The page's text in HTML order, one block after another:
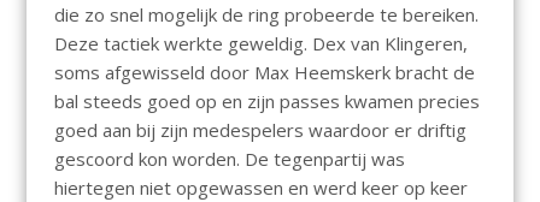
die zo snel mogelijk de ring probeerde te bereiken.
Deze tactiek werkte geweldig. Dex van Klingeren,
soms afgewisseld door Max Heemskerk bracht de
bal steeds goed op en zijn passes kwamen precies
goed aan bij zijn medespelers waardoor er driftig
gescoord kon worden. De tegenpartij was
hiertegen niet opgewassen en werd keer op keer